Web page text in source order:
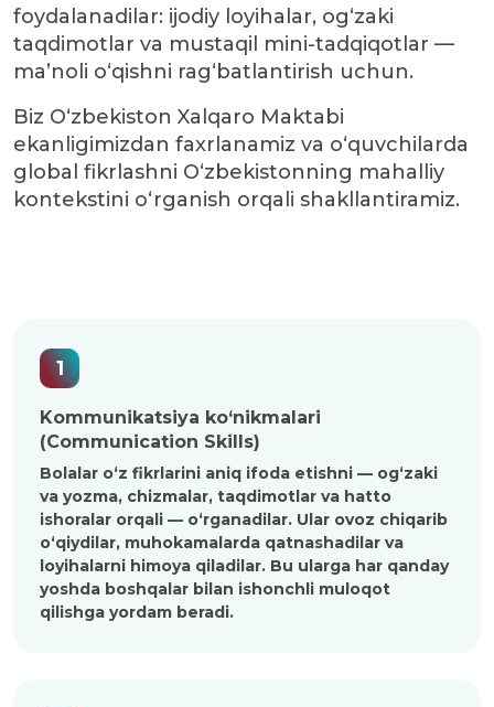
foydalanadilar: ijodiy loyihalar, og‘zaki
taqdimotlar va mustaqil mini-tadqiqotlar —
ma’noli o‘qishni rag‘batlantirish uchun.
Biz O‘zbekiston Xalqaro Maktabi
ekanligimizdan faxrlanamiz va o‘quvchilarda
global fikrlashni O‘zbekistonning mahalliy
kontekstini o‘rganish orqali shakllantiramiz.
1
Kommunikatsiya ko‘nikmalari
(Communication Skills)
Bolalar o‘z fikrlarini aniq ifoda etishni — og‘zaki
va yozma, chizmalar, taqdimotlar va hatto
ishoralar orqali — o‘rganadilar. Ular ovoz chiqarib
o‘qiydilar, muhokamalarda qatnashadilar va
loyihalarni himoya qiladilar. Bu ularga har qanday
yoshda boshqalar bilan ishonchli muloqot
qilishga yordam beradi.